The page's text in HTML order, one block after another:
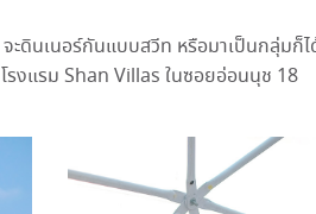
จะดินเนอร์กันแบบสวีท หรือมาเป็นกลุ่มก็
รงแรม Shan Villas ในซอยอ่อนนุช 18